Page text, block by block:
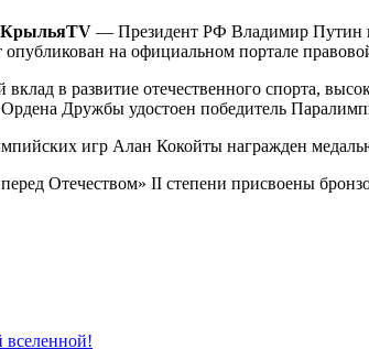
КрыльяTV — Президент РФ Владимир Путин
опубликован на официальном портале
вклад в развитие отечественного спорта,
Дружбы удостоен победитель
игр Алан Кокойты награжден
перед Отечеством» II степени присвоены